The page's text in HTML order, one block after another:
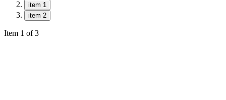
item 1
item 2
Item 1 of 3